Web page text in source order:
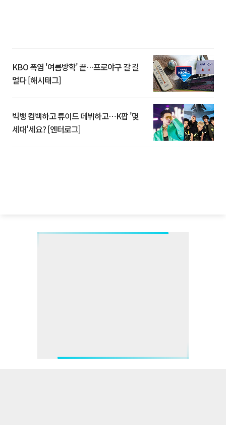
KBO 폭염 '여름방학' 끝…프로야구 갈 길
멀다 [해시태그]
빅뱅 컴백하고 튜이드 데뷔하고⋯K팝 '몇
세대'세요? [엔터로그]